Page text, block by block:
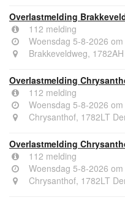
Overlastmelding
112 melding
Woensdag 5-8-2026
Brakkeveldweg,
Overlastmelding
112 melding
Woensdag 5-8-2026 om
Chrysanthof, 1782LT
Overlastmelding
112 melding
Woensdag 5-8-2026 om
Chrysanthof, 1782LT